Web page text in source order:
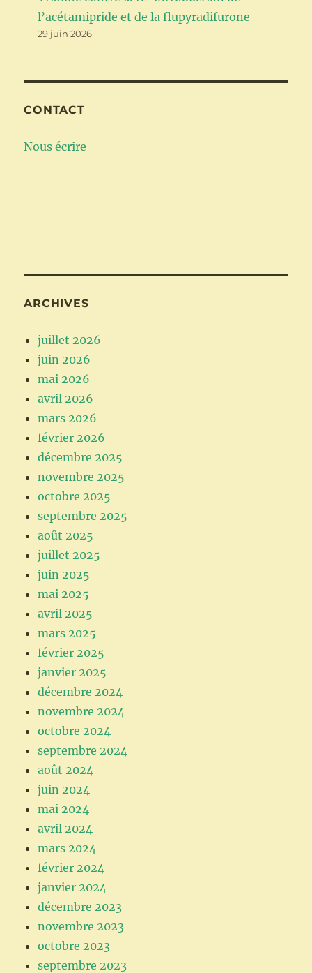
l’acétamipride et de la flupyradifurone
29 juin 2026
CONTACT
Nous écrire
ARCHIVES
juillet 2026
juin 2026
mai 2026
avril 2026
mars 2026
février 2026
décembre 2025
novembre 2025
octobre 2025
septembre 2025
août 2025
juillet 2025
juin 2025
mai 2025
avril 2025
mars 2025
février 2025
janvier 2025
décembre 2024
novembre 2024
octobre 2024
septembre 2024
août 2024
juin 2024
mai 2024
avril 2024
mars 2024
février 2024
janvier 2024
décembre 2023
novembre 2023
octobre 2023
septembre 2023